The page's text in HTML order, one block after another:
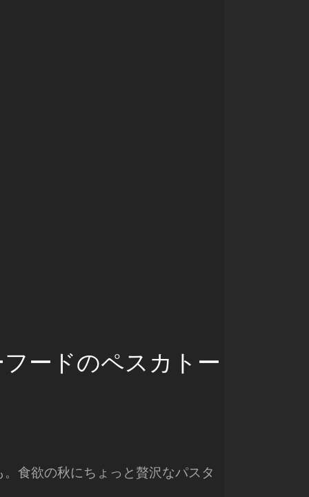
ードのペスカトー
食欲の秋にちょっと贅沢なパスタ